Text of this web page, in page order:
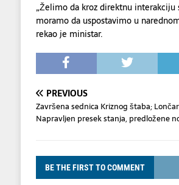
„Želimo da kroz direktnu
moramo da uspostavimo u
rekao je ministar.
PREVIOUS
Završena sednica Kriznog štaba;
Napravljen presek stanja, predložene
BE THE FIRST TO COMMENT